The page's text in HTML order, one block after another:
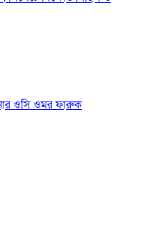
ওসি ওমর ফারুক